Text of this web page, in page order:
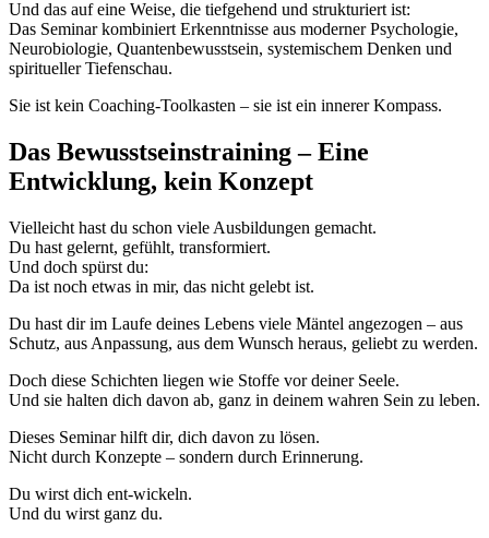
Und das auf eine Weise, die tiefgehend und strukturiert ist:
Das Seminar kombiniert Erkenntnisse aus moderner Psychologie,
Neurobiologie, Quantenbewusstsein, systemischem Denken und
spiritueller Tiefenschau.
Sie ist kein Coaching-Toolkasten – sie ist ein innerer Kompass.
Das Bewusstseinstraining – Eine
Entwicklung, kein Konzept
Vielleicht hast du schon viele Ausbildungen gemacht.
Du hast gelernt, gefühlt, transformiert.
Und doch spürst du:
Da ist noch etwas in mir, das nicht gelebt ist.
Du hast dir im Laufe deines Lebens viele Mäntel angezogen – aus
Schutz, aus Anpassung, aus dem Wunsch heraus, geliebt zu werden.
Doch diese Schichten liegen wie Stoffe vor deiner Seele.
Und sie halten dich davon ab, ganz in deinem wahren Sein zu leben.
Dieses Seminar hilft dir, dich davon zu lösen.
Nicht durch Konzepte – sondern durch Erinnerung.
Du wirst dich ent-wickeln.
Und du wirst ganz du.